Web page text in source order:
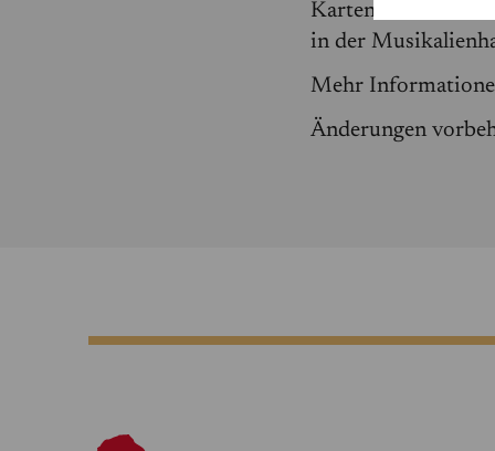
Karten erhältlich
in der
Mehr
Änderungen